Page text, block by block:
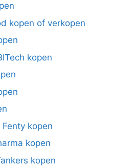
kopen of verkopen
kopen
kopen
kopen
kopen